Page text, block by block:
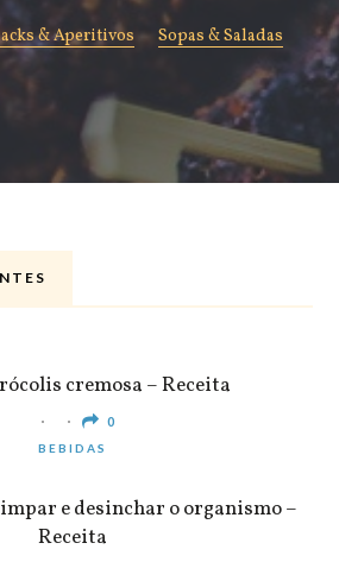
& Aperitivos
Sopas & Saladas
cremosa – Receita
0
BEBIDAS
e desinchar o organismo –
Receita